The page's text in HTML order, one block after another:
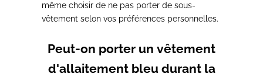
même choisir de ne pas porter de sous-
vêtement selon vos préférences personnelles.
Peut-on porter un vêtement
d'allaitement bleu durant la